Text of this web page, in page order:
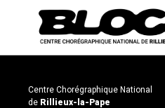
Centre Chorégraphique National
de Rillieux-la-Pape